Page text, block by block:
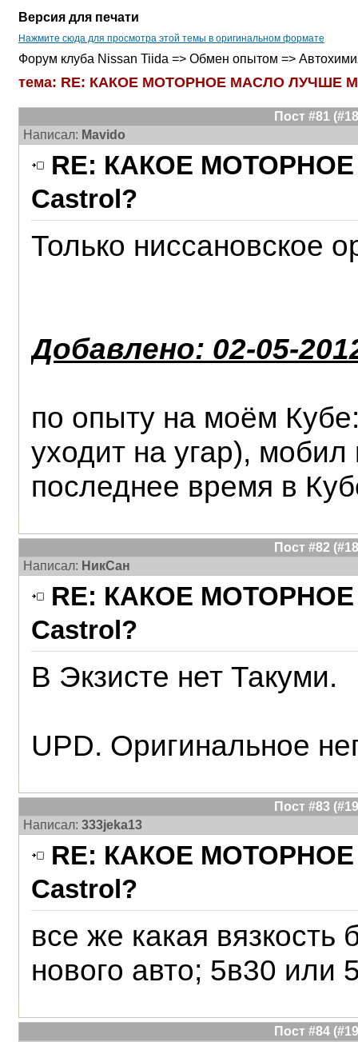
Версия для печати
Нажмите сюда для просмотра этой темы в оригинальном формате
Форум клуба Nissan Tiida => Обмен опытом =>
тема: RE: КАКОЕ МОТОРНОЕ МАСЛО ЛУЧШЕ
Пост #81
Написал: Mavido
RE: КАКОЕ
Castrol?
Только ниссановское
Добавлено: 02-05-
по опыту на моём
уходит на угар),
последнее время в
Пост #82
Написал: НикСан
RE: КАКОЕ
Castrol?
В Экзисте нет Такуми.
UPD. Оригинальное
Пост #83
Написал: 333jeka13
RE: КАКОЕ
Castrol?
все же какая вязкость
нового авто; 5в30 или
Пост #84